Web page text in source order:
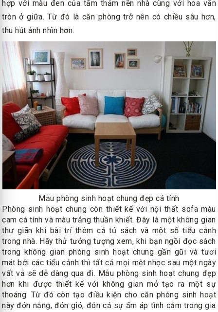
hợp với màu đen của tấm thảm nền nhà cùng với hoa văn
tròn ở giữa. Từ đó là căn phòng trở nên có chiều sâu hơn,
thu hút ánh nhìn hơn.
Mẫu phòng sinh hoạt chung đẹp cá tính
Phòng sinh hoạt chung còn thiết kế với nội thất sofa màu
cam cá tính và màu trắng thuần khiết. Đây là một không gian
thư giãn khi bài trí thêm cả tủ sách và một số tiểu cảnh
trong nhà. Hãy thử tưởng tượng xem, khi bạn ngồi đọc sách
trong không gian phòng sinh hoạt chung gần gũi và tươi
mát bởi các tiểu cảnh thì tất cả mọi mệt nhọc sau một ngày
vất vả sẽ dễ dàng qua đi. Mẫu phòng sinh hoạt chung đẹp
hơn khi được thiết kế với không gian mở tạo ra một sự
thoáng. Từ đó còn tạo điều kiện cho căn phòng sinh hoạt
này đón nắng, đón gió, đón cả sự ấm áp tình cảm trong gia